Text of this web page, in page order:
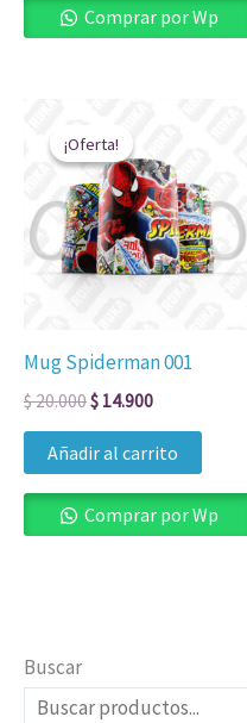
Buscar
Comprar por Wp
¡Oferta!
¡Oferta!
Mug Spiderman 001
$20.000
original
era:
$ 20.000.
$ 14.900
es:
$ 14.900.
Añadir al carrito
Comprar por Wp